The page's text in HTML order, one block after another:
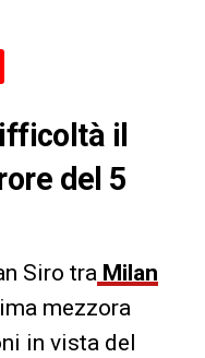
il
del 5
Siro tra Milan
mezzora
in vista del